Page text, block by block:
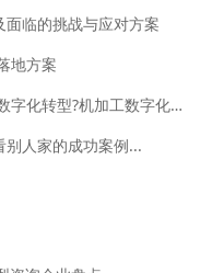
临的挑战与应对方案
地方案
型?机加工数字化该怎么做
人家的成功案例...